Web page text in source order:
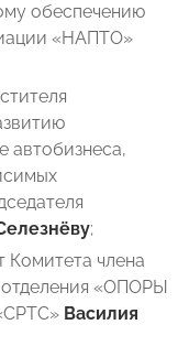
обеспечению
«НАПТО»
автобизнеса,
;
Комитета члена
отделения «ОПОРЫ
Василия